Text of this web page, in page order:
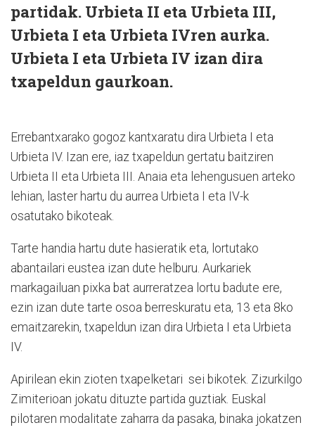
partidak. Urbieta II eta Urbieta III,
Urbieta I eta Urbieta IVren aurka.
Urbieta I eta Urbieta IV izan dira
txapeldun gaurkoan.
Errebantxarako gogoz kantxaratu dira Urbieta I eta
Urbieta IV. Izan ere, iaz txapeldun gertatu baitziren
Urbieta II eta Urbieta III. Anaia eta lehengusuen arteko
lehian, laster hartu du aurrea Urbieta I eta IV-k
osatutako bikoteak.
Tarte handia hartu dute hasieratik eta, lortutako
abantailari eustea izan dute helburu. Aurkariek
markagailuan pixka bat aurreratzea lortu badute ere,
ezin izan dute tarte osoa berreskuratu eta, 13 eta 8ko
emaitzarekin, txapeldun izan dira Urbieta I eta Urbieta
IV.
Apirilean ekin zioten txapelketari sei bikotek. Zizurkilgo
Zimiterioan jokatu dituzte partida guztiak. Euskal
pilotaren modalitate zaharra da pasaka, binaka jokatzen